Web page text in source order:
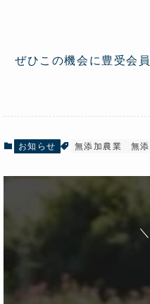
ぜひこの機会に豊受会
お知らせ 無添加農業 無